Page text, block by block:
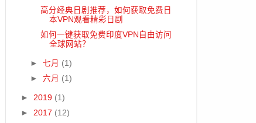
高分经典日剧推荐，如何获取免费日
本VPN观看精彩日剧
如何一键获取免费印度VPN自由访问
全球网站？
►七月 (1)
►六月 (1)
► 2019 (1)
► 2017 (12)